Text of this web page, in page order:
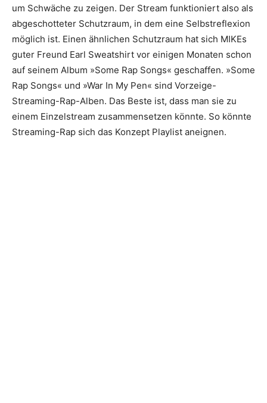
um Schwäche zu zeigen. Der Stream funktio­niert also als
abgeschotteter Schutzraum, in dem eine Selbstreflexion
möglich ist. Einen ähnlichen Schutzraum hat sich MIKEs
guter Freund Earl Sweatshirt vor einigen Monaten schon
auf seinem Album »Some Rap Songs« geschaffen. »Some
Rap Songs« und »War In My Pen« sind Vorzeige-
Streaming-Rap-Alben. Das Beste ist, dass man sie zu
einem Einzelstream zusammensetzen könnte. So könnte
Streaming-Rap sich das Konzept Playlist aneignen.